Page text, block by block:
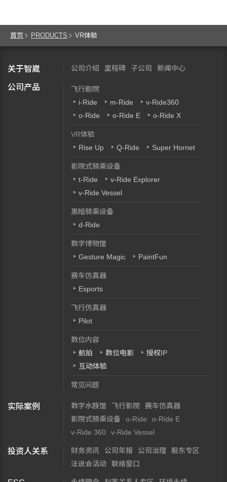
首页 PRODUCTS VR体验
关于智崴 公司介绍 里程碑 子公司 新闻中心
公司产品
飞行剧院
i-Ride
m-Ride
v-Ride360
o-Ride
o-Ride E o-Ride X
VR体验
Rise Up
Q-Ride Super Hornet
影院式骑乘设备
t-Ride
v-Ride Explorer
v-Ride Vessel
黑暗骑乘设备
d-Ride
数字博物馆
Gesture Magic
PaintFun
赛车仿真器
Esports
飞行仿真器
Pilot
数位内容
航拍
数位电影
授权IP
互动体验
常见问题
实际案例 数字水族馆 飞行影院
赛车仿真器
影院式骑乘设备
o-Ride
o-Ride E
v-Ride 360
v-Ride Vessel
投资人关系 财务资讯 公司年报 公司治理
股东专区
法说会活动
联络窗口